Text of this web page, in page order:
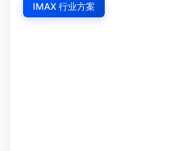
IMAX 行业方案